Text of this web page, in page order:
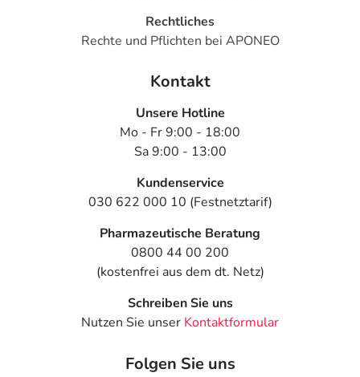
Rechtliches
Rechte und Pflichten bei APONEO
Kontakt
Unsere Hotline
Mo - Fr 9:00 - 18:00
Sa 9:00 - 13:00
Kundenservice
030 622 000 10 (Festnetztarif)
Pharmazeutische Beratung
0800 44 00 200
(kostenfrei aus dem dt. Netz)
Schreiben Sie uns
Nutzen Sie unser Kontaktformular
Folgen Sie uns